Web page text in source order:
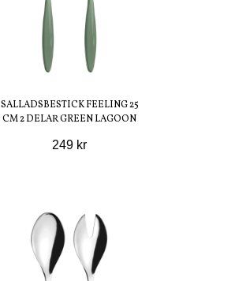
SALLADSBESTICK FEELING 25
CM 2 DELAR GREEN LAGOON
249 kr